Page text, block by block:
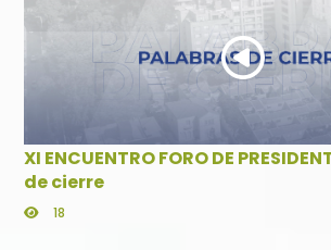
XI ENCUENTRO FORO DE
de cierre
18